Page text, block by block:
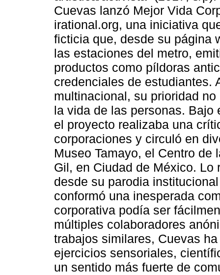
Cuevas lanzó Mejor Vida
irational.org, una iniciativa
ficticia que, desde su página
las estaciones del metro,
productos como píldoras
credenciales de estudiantes.
multinacional, su prioridad
la vida de las personas. Bajo
el proyecto realizaba una
corporaciones y circuló en
Museo Tamayo, el Centro de
Gil, en Ciudad de México.
desde su parodia
conformó una inesperada
corporativa podía ser
múltiples colaboradores
trabajos similares, Cuevas
ejercicios sensoriales,
un sentido más fuerte de